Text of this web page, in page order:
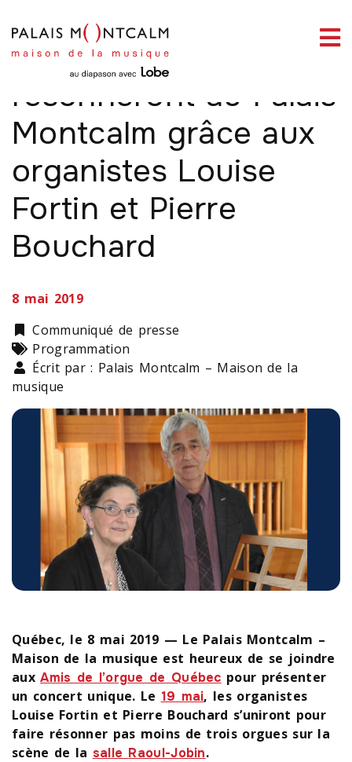
Trois orgues
résonneront au Palais
Montcalm grâce aux
organistes Louise
Fortin et Pierre
Bouchard
8 mai 2019
Catégorie
Communiqué de presse
Types
Programmation
Écrit par : Palais Montcalm – Maison de la
musique
Québec, le 8 mai 2019 — Le Palais Montcalm –
Maison de la musique est heureux de se joindre
auxAmis de l’orgue de Québec pour présenter
un concert unique. Le 19 mai, les organistes
Louise Fortin et Pierre Bouchard s’uniront pour
faire résonner pas moins de trois orgues sur la
scène de la salle Raoul-Jobin.